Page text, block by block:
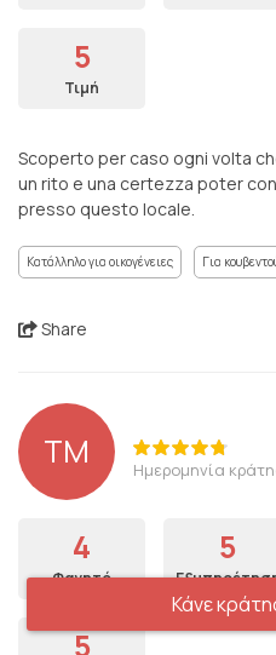
5
Τιμή
Scoperto per caso ogni volta
un rito e una certezza poter
presso questo locale.
Κατάλληλο για οικογένειες Για
Share
TM Ημερομηνία
4
Φαγητό
5
5
Κάνε